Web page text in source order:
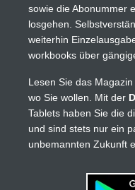
sowie die Abonummer
losgehen.
weiterhin
workbooks über
Lesen Sie das
wo Sie wollen. Mit der
Tablets haben Sie die
und sind stets nur ein
unbemannten Zukunft